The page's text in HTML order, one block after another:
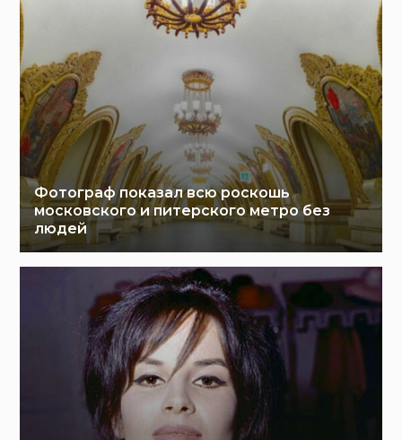
Фотограф показал всю роскошь
московского и питерского метро без
людей